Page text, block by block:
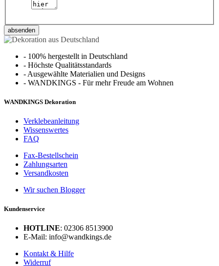
absenden
- 100% hergestellt in Deutschland
- Höchste Qualitätsstandards
- Ausgewählte Materialien und Designs
- WANDKINGS - Für mehr Freude am Wohnen
WANDKINGS Dekoration
Verklebeanleitung
Wissenswertes
FAQ
Fax-Bestellschein
Zahlungsarten
Versandkosten
Wir suchen Blogger
Kundenservice
HOTLINE: 02306 8513900
E-Mail: info@wandkings.de
Kontakt & Hilfe
Widerruf